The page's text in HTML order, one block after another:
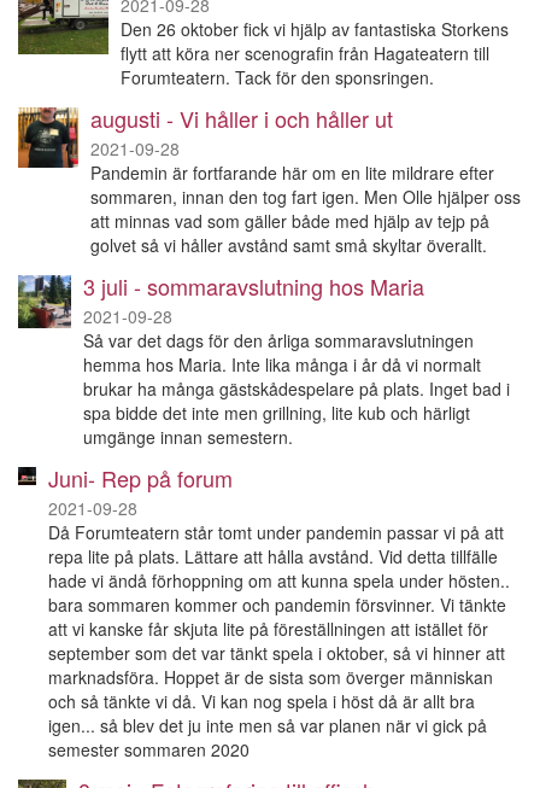
2021-09-28
Den 26 oktober fick vi hjälp av fantastiska Storkens
flytt att köra ner scenografin från Hagateatern till
Forumteatern. Tack för den sponsringen.
augusti - Vi håller i och håller ut
2021-09-28
Pandemin är fortfarande här om en lite mildrare efter
sommaren, innan den tog fart igen. Men Olle hjälper oss
att minnas vad som gäller både med hjälp av tejp på
golvet så vi håller avstånd samt små skyltar överallt.
3 juli - sommaravslutning hos Maria
2021-09-28
Så var det dags för den årliga sommaravslutningen
hemma hos Maria. Inte lika många i år då vi normalt
brukar ha många gästskådespelare på plats. Inget bad i
spa bidde det inte men grillning, lite kub och härligt
umgänge innan semestern.
Juni- Rep på forum
2021-09-28
Då Forumteatern står tomt under pandemin passar vi på att
repa lite på plats. Lättare att hålla avstånd. Vid detta tillfälle
hade vi ändå förhoppning om att kunna spela under hösten..
bara sommaren kommer och pandemin försvinner. Vi tänkte
att vi kanske får skjuta lite på föreställningen att istället för
september som det var tänkt spela i oktober, så vi hinner att
marknadsföra. Hoppet är de sista som överger människan
och så tänkte vi då. Vi kan nog spela i höst då är allt bra
igen... så blev det ju inte men så var planen när vi gick på
semester sommaren 2020